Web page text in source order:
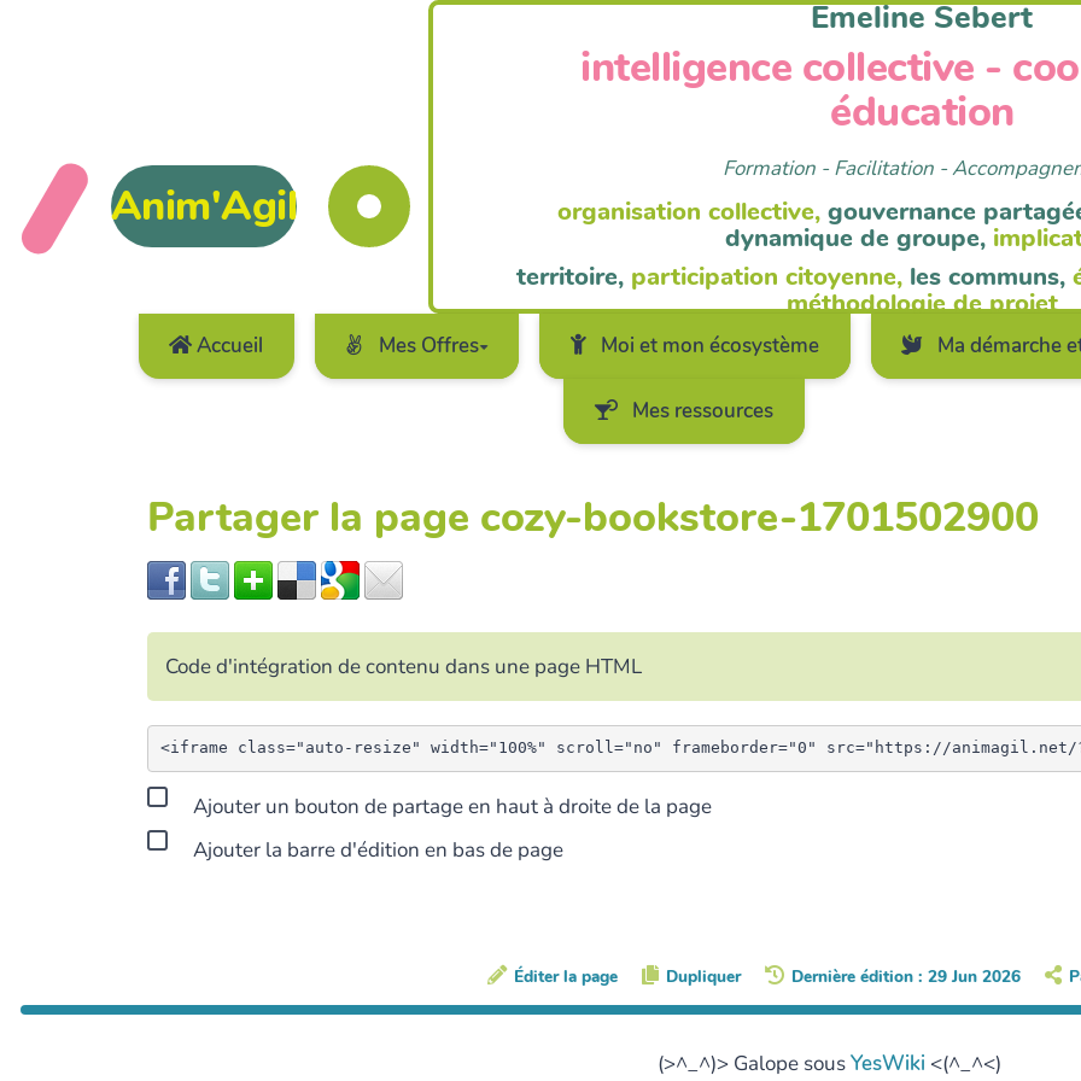
Accueil Mes Offres Moi et mon écosystème Ma démarche
Mes ressources
Anim'Agil
Emeline Sebert
intelligence collective -
éducation
Formation - Facilitation -
organisation collective, gouvernance
dynamique de groupe,
territoire, participation citoyenne, les communs,
méthodologie de projet
Partager la page cozy-bookstore-1701502900
Code d'intégration de contenu dans une page HTML
Ajouter un bouton de partage en haut à droite de la page
Ajouter la barre d'édition en bas de page
Éditer la page Dupliquer Dernière édition : 29 Jun 2026
(>^_^)> Galope sousYesWiki <(^_^<)